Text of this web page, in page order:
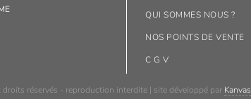
QUI SOMMES NOUS ?
NOS POINTS DE VENTE
C G V
réservés - reproduction interdite | site développé par Kanvas